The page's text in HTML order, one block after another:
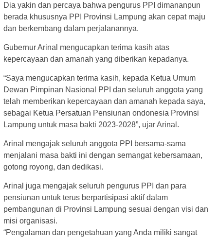
Dia yakin dan percaya bahwa pengurus PPI dimananpun
berada khususnya PPI Provinsi Lampung akan cepat maju
dan berkembang dalam perjalanannya.
Gubernur Arinal mengucapkan terima kasih atas
kepercayaan dan amanah yang diberikan kepadanya.
“Saya mengucapkan terima kasih, kepada Ketua Umum
Dewan Pimpinan Nasional PPI dan seluruh anggota yang
telah memberikan kepercayaan dan amanah kepada saya,
sebagai Ketua Persatuan Pensiunan ondonesia Provinsi
Lampung untuk masa bakti 2023-2028”, ujar Arinal.
Arinal mengajak seluruh anggota PPI bersama-sama
menjalani masa bakti ini dengan semangat kebersamaan,
gotong royong, dan dedikasi.
Arinal juga mengajak seluruh pengurus PPI dan para
pensiunan untuk terus berpartisipasi aktif dalam
pembangunan di Provinsi Lampung sesuai dengan visi dan
misi organisasi.
“Pengalaman dan pengetahuan yang Anda miliki sangat